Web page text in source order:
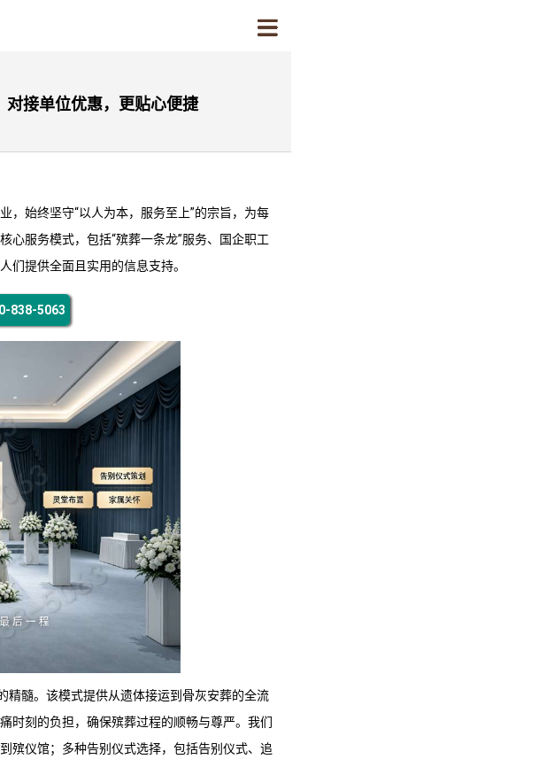
接单位优惠，更贴心便捷
，始终坚守“以人为本，服务至上”的宗旨，为每
心服务模式，包括“殡葬一条龙”服务、国企职工
们提供全面且实用的信息支持。
838-5063
精髓。该模式提供从遗体接运到骨灰安葬的全流
时刻的负担，确保殡葬过程的顺畅与尊严。我们
殡仪馆；多种告别仪式选择，包括告别仪式、追